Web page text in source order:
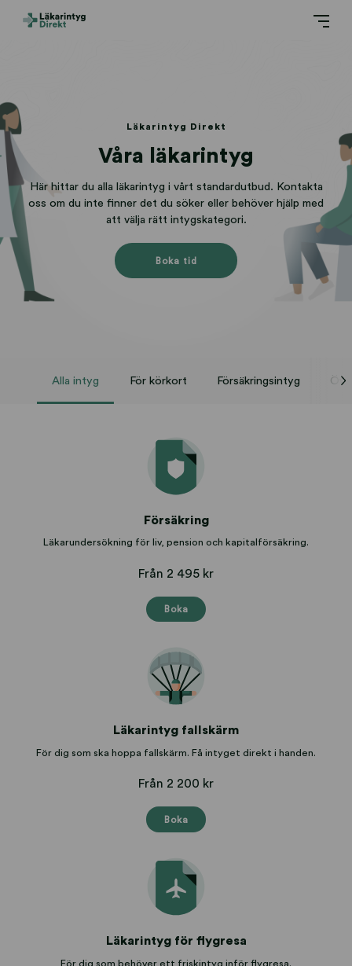
Läkarintyg Direkt
Våra läkarintyg
Här hittar du alla läkarintyg i vårt standardutbud. Kontakta
oss om du inte finner det du söker eller behöver hjälp med
att välja rätt intygskategori.
Boka tid
Alla intyg För körkort Försäkringsintyg
Försäkring
Läkarundersökning för liv, pension och kapitalförsäkring.
Från 2 495 kr
Boka
Läkarintyg fallskärm
För dig som ska hoppa fallskärm. Få intyget direkt i handen.
Från 2 200 kr
Boka
Läkarintyg för flygresa
För dig som behöver ett friskintyg inför flygresa.